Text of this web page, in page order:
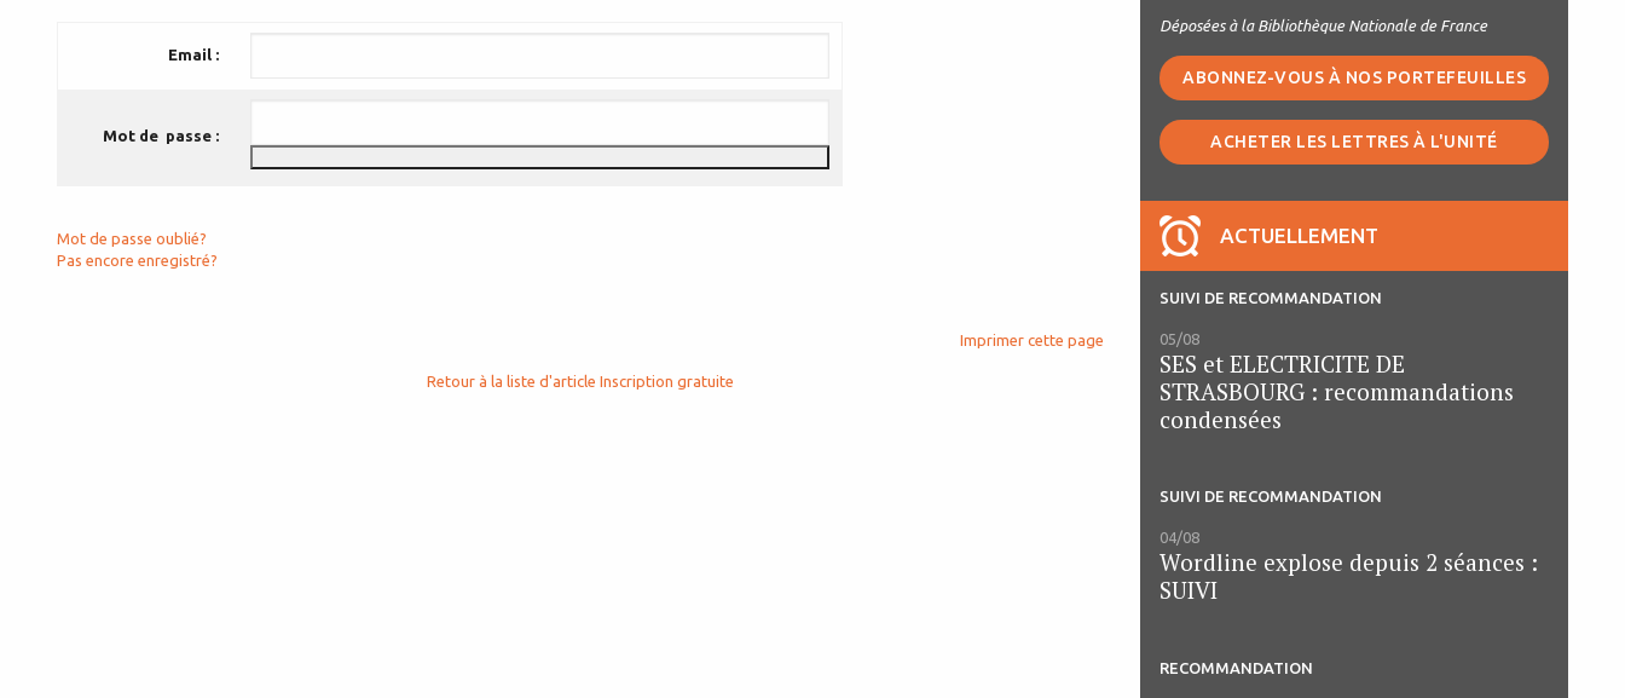
Email :
Mot de passe :
Mot de passe oublié?
Pas encore enregistré?
Imprimer cette page
Retour à la liste d'article Inscription gratuite
Déposées à la Bibliothèque Nationale de France
ABONNEZ-VOUS À NOS PORTEFEUILLES
ACHETER LES LETTRES À L'UNITÉ
ACTUELLEMENT
SUIVI DE RECOMMANDATION
05/08
SES et ELECTRICITE DE
STRASBOURG : recommandations
condensées
SUIVI DE RECOMMANDATION
04/08
Wordline explose depuis 2 séances :
SUIVI
RECOMMANDATION